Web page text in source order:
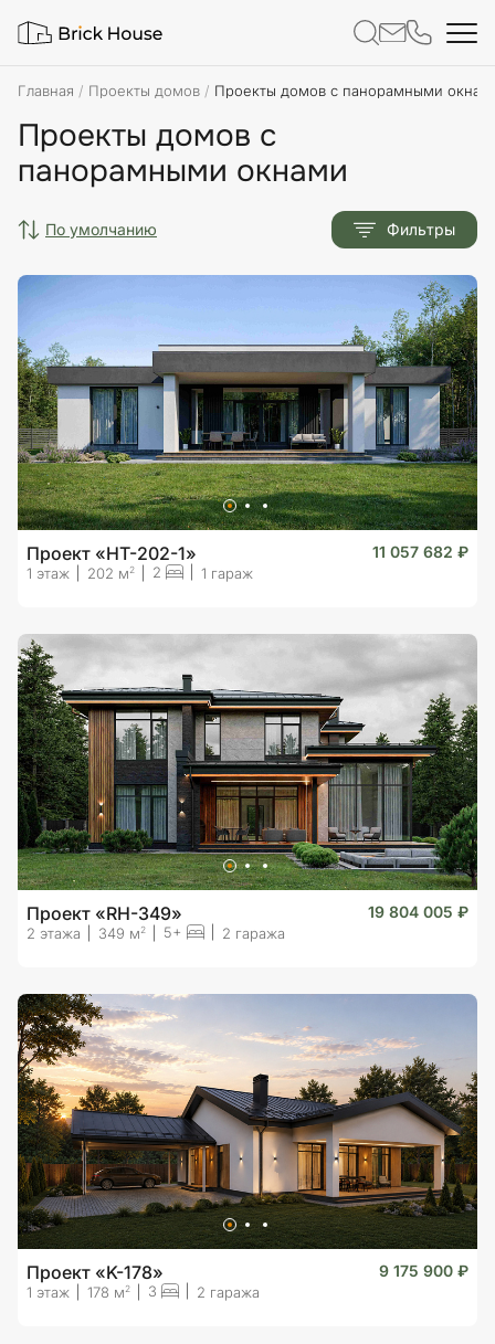
Главная Проекты домов Проекты домов с панорамными
Проекты домов с
панорамными окнами
по умолчанию Фильтры
Проект «HT-202-1» 11 057 682 ₽
1 этаж 202 м2 2 1 гараж
Проект «RH-349» 19 804 005 ₽
2 этажа 349 м 2 5+ 2 гаража
Проект «K-178» 9 175 900 ₽
1 этаж 178 м 2 3 2 гаража